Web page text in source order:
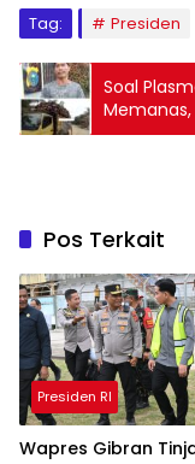
Tag: Presiden
Soal
Memanas,
Dilaporkan
Pos Terkait
Presiden RI
Wapres Gibran